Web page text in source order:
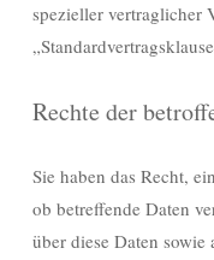
spezieller vertraglicher
Rechte der
Sie haben das Recht,
ob betreffende Daten
über diese Daten